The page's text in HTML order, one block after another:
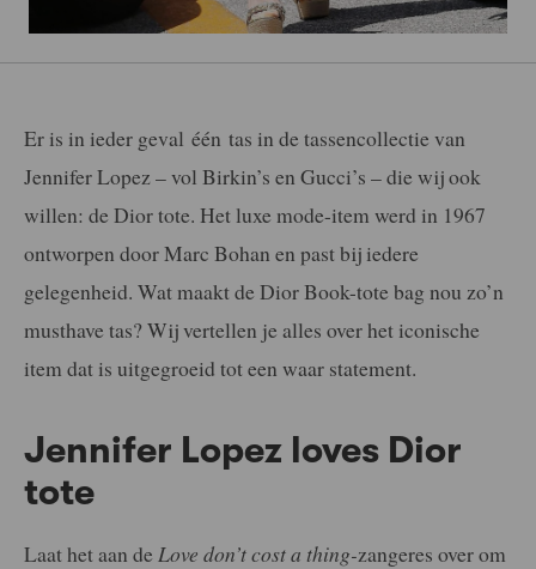
Er is in ieder geval één tas in de tassencollectie van
Jennifer Lopez – vol Birkin’s en Gucci’s – die wij ook
willen: de Dior tote. Het luxe mode-item werd in 1967
ontworpen door Marc Bohan en past bij iedere
gelegenheid. Wat maakt de Dior Book-tote bag nou zo’n
musthave tas? Wij vertellen je alles over het iconische
item dat is uitgegroeid tot een waar statement.
Jennifer Lopez loves Dior
tote
Laat het aan de Love don’t cost a thing-zangeres over om